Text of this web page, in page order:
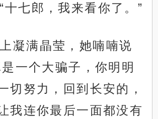
十七郎，我来看你了。”
凝满晶莹，她喃喃说
一个大骗子，你明明
切努力，回到长安的，
我连你最后一面都没有